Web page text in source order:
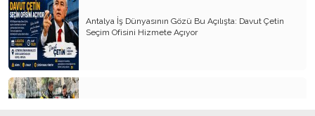
Antalya İş Dünyasının Gözü Bu Açılışta: Davut Çetin
Seçim Ofisini Hizmete Açıyor